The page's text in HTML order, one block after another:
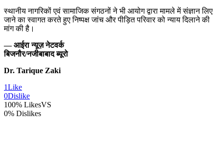
स्थानीय नागरिकों एवं सामाजिक संगठनों ने भी आयोग द्वारा मामले में संज्ञान लिए
जाने का स्वागत करते हुए निष्पक्ष जांच और पीड़ित परिवार को न्याय दिलाने की
मांग की है।
— आईरा न्यूज़ नेटवर्क
बिजनौर/नजीबाबाद ब्यूरो
Dr. Tarique Zaki
1Like
0Dislike
100% LikesVS
0% Dislikes